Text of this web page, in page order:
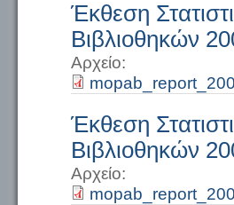
Έκθεση
Βιβλιοθηκών
Αρχείο:
Έκθεση
Βιβλιοθηκών
Αρχείο: